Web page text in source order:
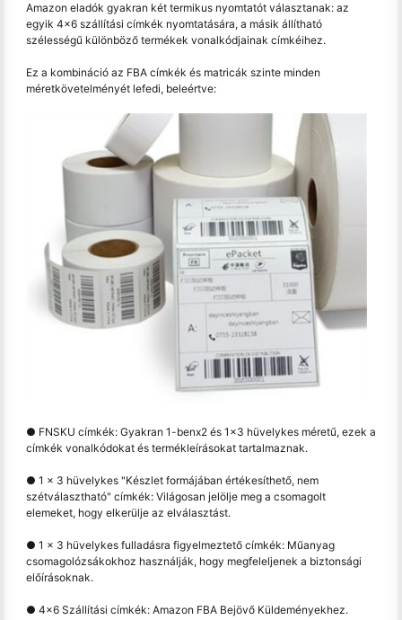
Amazon eladók gyakran két termikus nyomtatót választanak: az
egyik 4x6 szállítási címkék nyomtatására, a másik állítható
szélességű különböző termékek vonalkódjainak címkéihez.
Ez a kombináció az FBA címkék és matricák szinte minden
méretkövetelményét lefedi, beleértve:
● FNSKU címkék: Gyakran 1-benx2 és 1 x3 hüvelykes méretű, ezek a
címkék vonalkódokat és termékleírásokat tartalmaznak.
● 1 x 3 hüvelykes "Készlet formájában értékesíthető, nem
szétválasztható" címkék: Világosan jelölje meg a csomagolt
elemeket, hogy elkerülje az elválasztást.
● 1 x 3 hüvelykes fulladásra figyelmeztető címkék: Műanyag
csomagolózsákokhoz használják, hogy megfeleljenek a biztonsági
előírásoknak.
● 4x6 Szállítási címkék: Amazon FBA Bejövő Küldeményekhez.